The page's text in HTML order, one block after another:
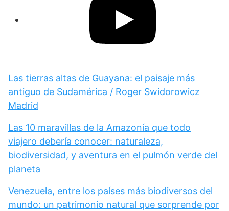
Las tierras altas de Guayana: el paisaje más
antiguo de Sudamérica / Roger Swidorowicz
Madrid
Las 10 maravillas de la Amazonía que todo
viajero debería conocer: naturaleza,
biodiversidad, y aventura en el pulmón verde del
planeta
Venezuela, entre los países más biodiversos del
mundo: un patrimonio natural que sorprende por